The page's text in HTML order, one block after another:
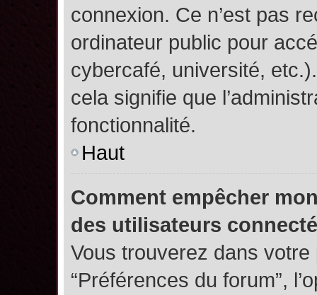
connexion. Ce n’est pas
ordinateur public pour
cybercafé, université,
cela signifie que
fonctionnalité.
Haut
Comment empêcher
des utilisateurs
Vous trouverez dans votre
“Préférences du forum”,